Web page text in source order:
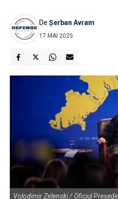
De Șerban Avram
17 MAI 2025
Volodimir Zelenski / Oficiul